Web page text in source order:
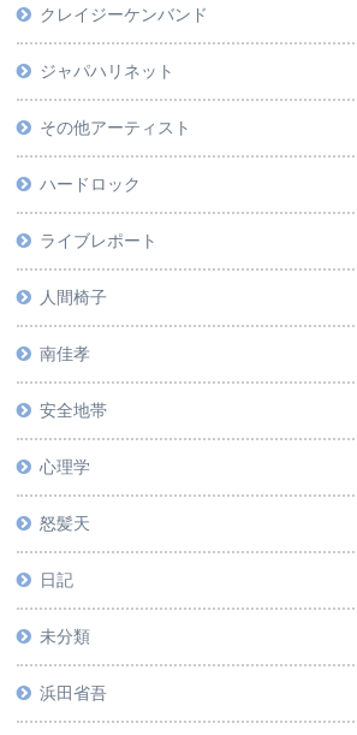
クレイジーケンバンド
ジャパハリネット
その他アーティスト
ハードロック
ライブレポート
人間椅子
南佳孝
安全地帯
心理学
怒髪天
日記
未分類
浜田省吾